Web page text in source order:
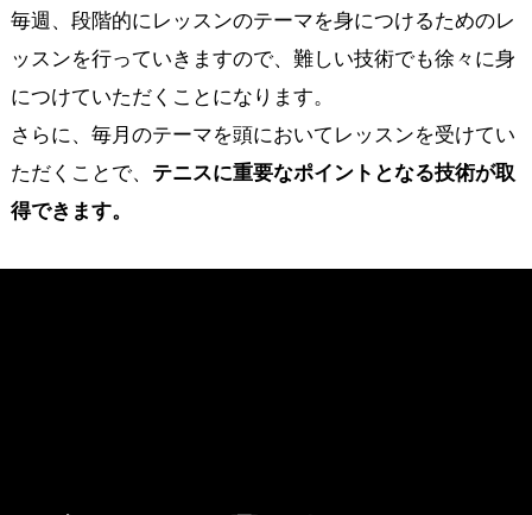
毎週、段階的にレッスンのテーマを身につけるためのレ
ッスンを行っていきますので、難しい技術でも徐々に身
につけていただくことになります。
さらに、毎月のテーマを頭においてレッスンを受けてい
ただくことで、 テニスに重要なポイントとなる技術が取
得できます。